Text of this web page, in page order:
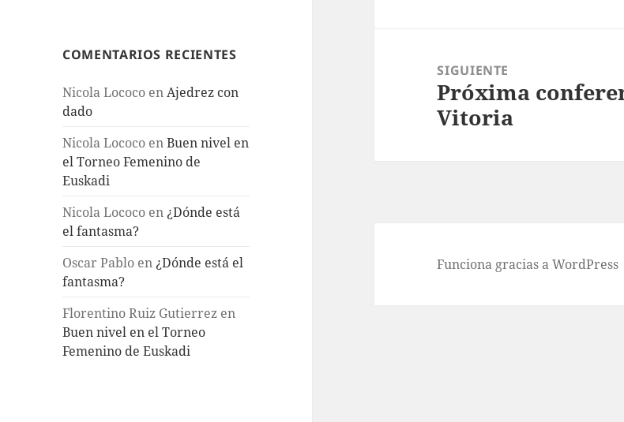
COMENTARIOS RECIENTES
Nicola Lococo enAjedrez con
dado
Nicola Lococo enBuen nivel en
el Torneo Femenino de
Euskadi
Nicola Lococo en¿Dónde está
el fantasma?
Oscar Pablo en¿Dónde está el
fantasma?
Florentino Ruiz Gutierrez en
Buen nivel en el Torneo
Femenino de Euskadi
SIGUIENTE
Entrada
siguiente:
Próxima
Vitoria
Funciona gracias a WordPress